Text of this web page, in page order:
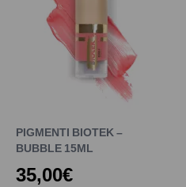
PIGMENTI BIOTEK –
BUBBLE 15ML
35,00€